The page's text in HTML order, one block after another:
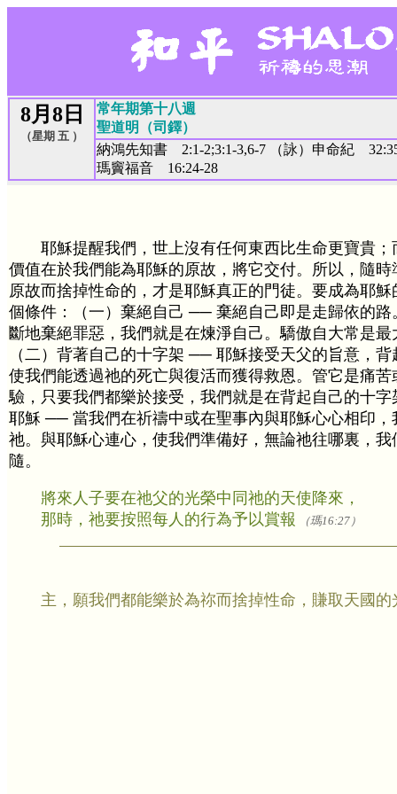
8月8日
（星期 五 ）
常年期第十八週
聖道明（司鐸）
納鴻先知書 2:1-2;3:1-3,6-7 （詠）申命紀
瑪竇福音 16:24-28
耶穌提醒我們，世上沒有任何東西比生命更寶貴
價值在於我們能為耶穌的原故，將它交付。所以，隨
原故而捨掉性命的，才是耶穌真正的門徒。要成為耶
個條件：（一）棄絕自己 ── 棄絕自己即是走歸依的路
斷地棄絕罪惡，我們就是在煉淨自己。驕傲自大常是最
（二）背著自己的十字架 ── 耶穌接受天父的旨意，
使我們能透過祂的死亡與復活而獲得救恩。管它是痛
驗，只要我們都樂於接受，我們就是在背起自己的十
耶穌 ── 當我們在祈禱中或在聖事內與耶穌心心相印，
祂。與耶穌心連心，使我們準備好，無論祂往哪裏，我
隨。
將來人子要在祂父的光榮中同祂的天使降來，
那時，祂要按照每人的行為予以賞報
（瑪16:27）
主，願我們都能樂於為祢而捨掉性命，賺取天國的